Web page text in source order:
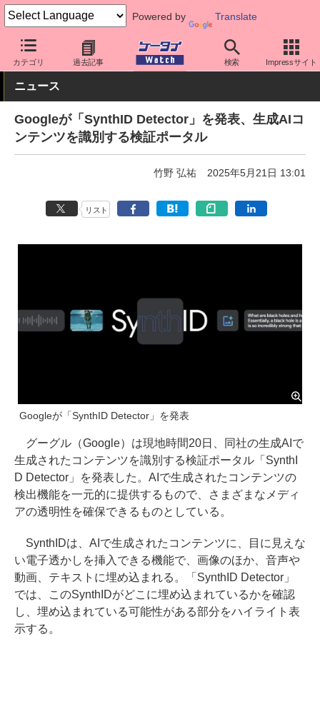
Powered by Translate
カテゴリ 過去記事 検索 Impressサイト
ケータイ Watch 業界動向 Google
ニュース
Googleが「SynthID Detector」を発表、生成AIコ
ンテンツを識別する検証ポータル
竹野 弘祐 2025年5月21日 13:01
リスト
Googleが「SynthID Detector」を発表
グーグル（Google）は現地時間20日、同社の生成AIで
生成されたコンテンツを識別する検証ポータル「SynthI
D Detector」を発表した。AIで生成されたコンテンツの
検出機能を一元的に提供するもので、さまざまなメディ
アの透明性を確保できるものとしている。
SynthIDは、AIで生成されたコンテンツに、目に見えな
い電子透かしを挿入できる機能で、画像のほか、音声や
動画、テキストに埋め込まれる。「SynthID Detector」
では、このSynthIDがどこに埋め込まれているかを確認
し、埋め込まれている可能性がある部分をハイライト表
示する。